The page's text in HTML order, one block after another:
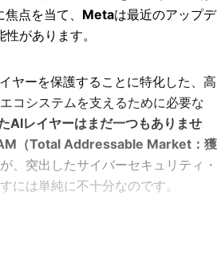
点を当て、 Metaは最近のアップデ
があります。
ヤーを保護することに特化した、高
コシステムを支えるために必要な
AIレイヤーはまだ一つもありませ
（Total Addressable Market：獲
が、突出したサイバーセキュリティ・
には単純に不十分なのです。